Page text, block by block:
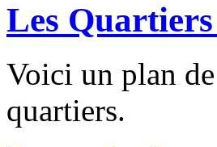
Les
Voici un plan
quartiers.